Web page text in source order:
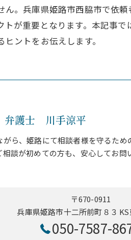
。兵庫県姫路市西脇市で依
が重要となります。本記事
ントをお伝えします。
弁護士 川手涼平
ら、姫路にて相談者様を守るた
談が初めての方も、安心してお問
〒670-0911
兵庫県姫路市十二所前町８３
050-7587-